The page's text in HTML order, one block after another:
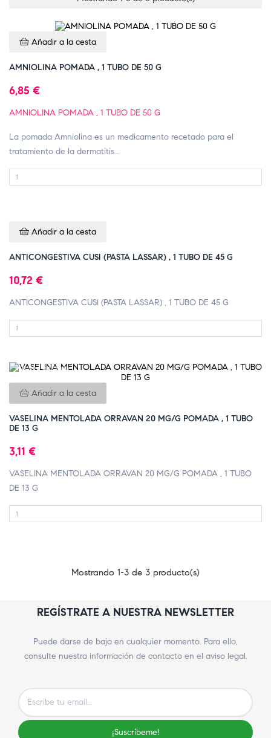
Añadir a la cesta
AMNIOLINA POMADA , 1 TUBO DE 50 G
6,85 €
AMNIOLINA POMADA , 1 TUBO DE 50 G
La pomada Amniolina es un medicamento recetado para el
tratamiento de la dermatitis...
Añadir a la cesta
ANTICONGESTIVA CUSI (PASTA LASSAR) , 1 TUBO DE 45 G
10,72 €
ANTICONGESTIVA CUSI (PASTA LASSAR) , 1 TUBO DE 45 G
FUERA DE STOCK
Añadir a la cesta
VASELINA MENTOLADA ORRAVAN 20 MG/G POMADA , 1 TUBO
DE 13 G
3,11 €
VASELINA MENTOLADA ORRAVAN 20 MG/G POMADA , 1 TUBO
DE 13 G
Mostrando 1-3 de 3 producto(s)
REGÍSTRATE A NUESTRA NEWSLETTER
Puede darse de baja en cualquier momento. Para ello,
consulte nuestra información de contacto en el aviso legal.
¡Suscríbeme!